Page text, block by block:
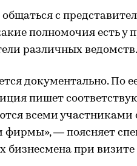
с
полномочия есть у
различных ведомств.
документально. По
пишет
всеми
— поясняет
бизнесмена при визите